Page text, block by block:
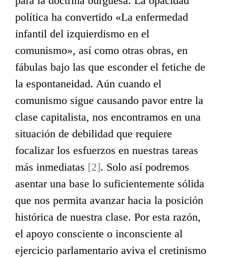
política ha convertido «La enfermedad
infantil del izquierdismo en el
comunismo», así como otras obras, en
fábulas bajo las que esconder el fetiche de
la espontaneidad. Aún cuando el
comunismo sigue causando pavor entre la
clase capitalista, nos encontramos en una
situación de debilidad que requiere
focalizar los esfuerzos en nuestras tareas
más inmediatas [2]. Solo así podremos
asentar una base lo suficientemente sólida
que nos permita avanzar hacia la posición
histórica de nuestra clase. Por esta razón,
el apoyo consciente o inconsciente al
ejercicio parlamentario aviva el cretinismo